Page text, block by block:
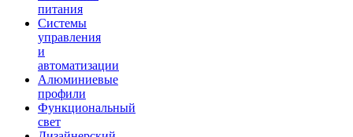
питания
Системы
управления
и
автоматизации
Алюминиевые
профили
Функциональный
свет